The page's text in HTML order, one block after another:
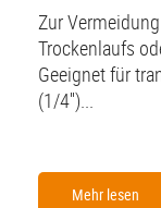
Zur
Trockenlaufs
Geeignet für
(1/4'')...
Mehr lesen